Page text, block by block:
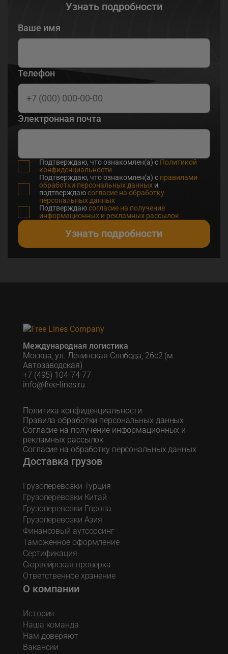
Узнать подробности
Ваше имя
Телефон
Электронная почта
Подтверждаю, что ознакомлен(а) с Политикой
конфиденциальности
Подтверждаю, что ознакомлен(а) с правилами
обработки персональных данных и
подтверждаюсогласие на обработку
персональных данных
Подтверждаюсогласие на получение
информационных и рекламных рассылок
Узнать подробности
Международная логистика
Москва, ул. Ленинская Слобода, 26с2 (м.
Автозаводская)
+7 (495) 104-74-77
info@free-lines.ru
Политика конфиденциальности
Правила обработки персональных данных
Согласие на получение информационных и
рекламных рассылок
Согласие на обработку персональных данных
Доставка грузов
Грузоперевозки Турция
Грузоперевозки Китай
Грузоперевозки Европа
Грузоперевозки Азия
Финансовый аутсорсинг
Таможенное оформление
Сертификация
Сюрвейрская проверка
Ответственное хранение
О компании
История
Наша команда
Нам доверяют
Вакансии